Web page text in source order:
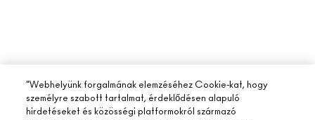
"Webhelyünk forgalmának elemzéséhez Cookie-kat, hogy
személyre szabott tartalmat, érdeklődésen alapuló
hirdetéseket és közösségi platformokról származó